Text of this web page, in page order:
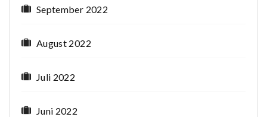
September 2022
August 2022
Juli 2022
Juni 2022